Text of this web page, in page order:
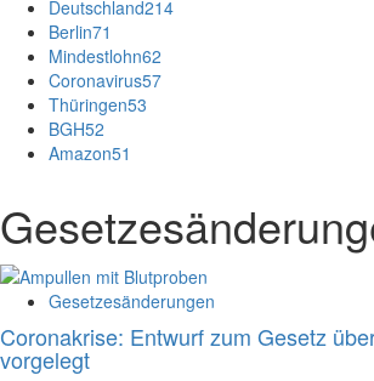
Deutschland214
Berlin71
Mindestlohn62
Coronavirus57
Thüringen53
BGH52
Amazon51
Gesetzesänderungen
Coronakrise: Entwurf zum Gesetz
vorgelegt